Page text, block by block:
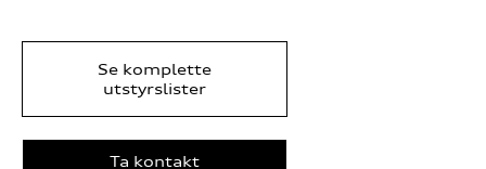
Se komplette
utstyrslister
Ta kontakt